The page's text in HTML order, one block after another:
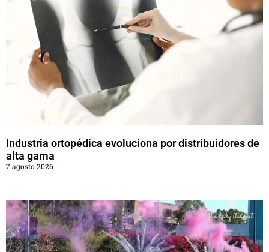
Industria ortopédica evoluciona por distribuidores de
alta gama
7 agosto 2026